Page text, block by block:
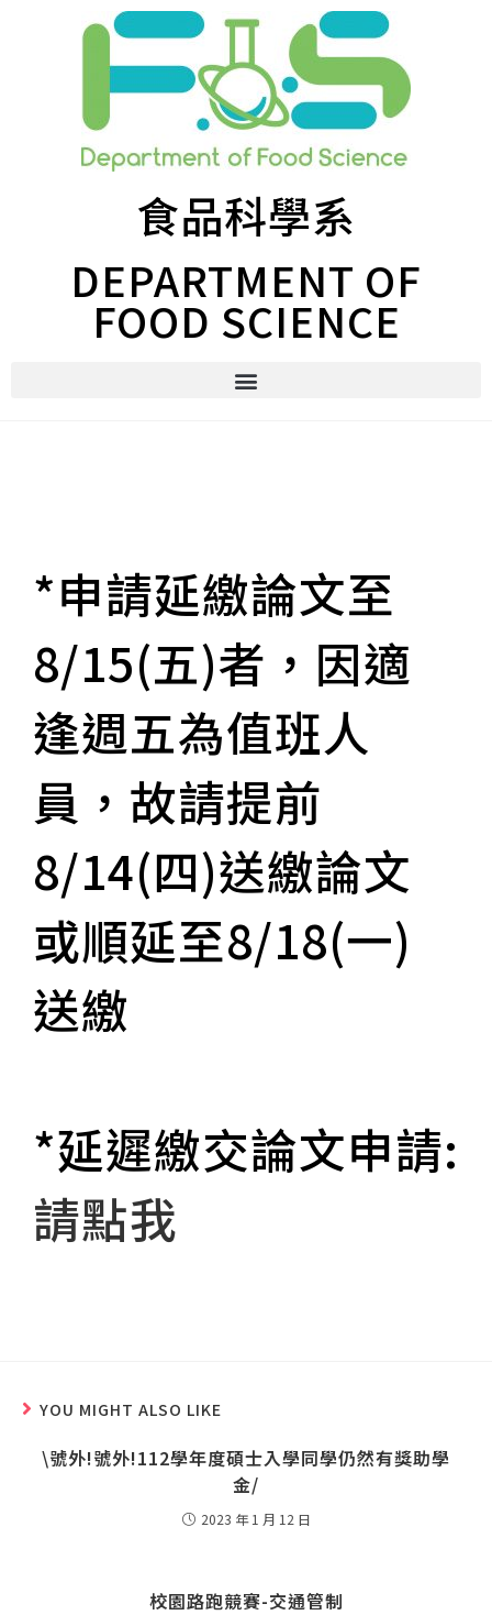
食品科學系
DEPARTMENT OF
FOOD SCIENCE
*申請延繳論文至
8/15(五)者，因適
逢週五為值班人
員，故請提前
8/14(四)送繳論文
或順延至8/18(一)
送繳
*延遲繳交論文申請:
請點我
YOU MIGHT ALSO LIKE
\號外!號外!112學年度碩士入學同學仍然有獎助學
金/
2023 年 1 月 12 日
校園路跑競賽-交通管制